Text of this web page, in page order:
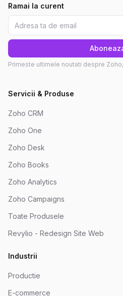
Ramai la curent
Primeste ultimele noutati despre
Servicii & Produse
Zoho CRM
Zoho One
Zoho Desk
Zoho Books
Zoho Analytics
Zoho Campaigns
Toate Produsele
Revylio - Redesign Site Web
Industrii
Productie
E-commerce